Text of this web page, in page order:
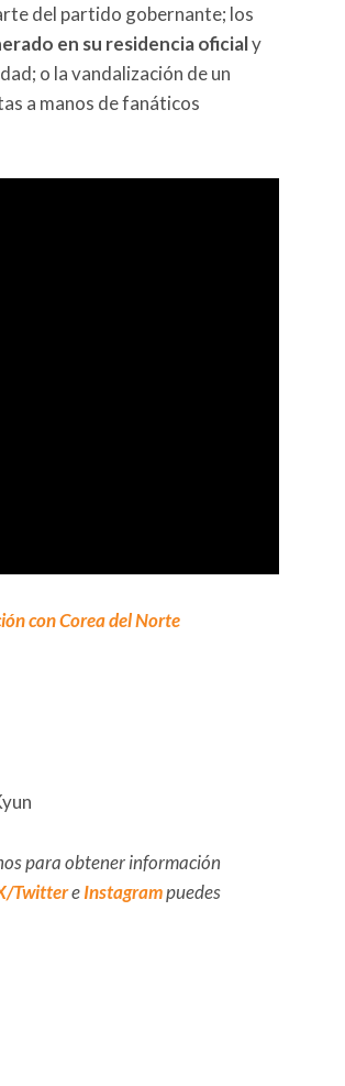
del partido gobernante; los
en su residencia oficialy
o la vandalización de un
a manos de fanáticos
con Corea del Norte
para obtener información
TwittereInstagrampuedes